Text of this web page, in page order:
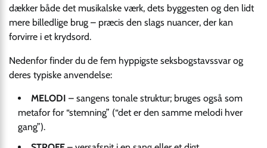
dækker både det musikalske værk, dets byggesten og den lidt
mere billedlige brug – præcis den slags nuancer, der kan
forvirre i et krydsord.
Nedenfor finder du de fem hyppigste seksbogstavssvar og
deres typiske anvendelse:
MELODI – sangens tonale struktur; bruges også som
metafor for “stemning” (“det er den samme melodi hver
gang”).